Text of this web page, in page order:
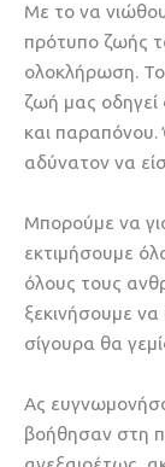
Με το να
πρότυπο ζωής
ολοκλήρωση.
ζωή μας
και παραπόνου.
αδύνατον να
Μπορούμε να
εκτιμήσουμε
όλους τους
ξεκινήσουμε
σίγουρα θα
Ας
βοήθησαν στη